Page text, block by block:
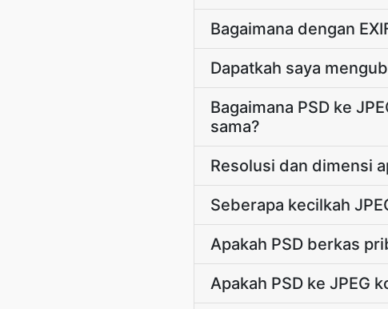
Bagaimana dengan
Dapatkah saya
Bagaimana PSD ke
sama?
Resolusi dan dimensi
Seberapa kecilkah
Apakah PSD berkas
Apakah PSD ke JPEG